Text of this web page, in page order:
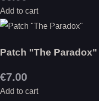
Add to cart
Patch "The Paradox"
€7.00
Add to cart